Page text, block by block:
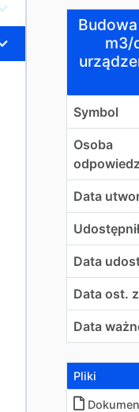
Budowa
m3/
Symbol
Osoba
Data
Udostępnił
Data
Data ost.
Data
Pliki